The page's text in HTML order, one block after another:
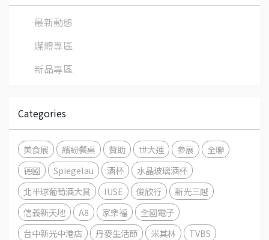
最新動態
媒體專區
新品專區
Categories
美食展 繽紛餐桌 贊助 世大運 參展
全聯
德國
Spiegelau 酒杯
水晶玻璃酒杯
北半球葡萄酒大賞
IUSE 俊欣行
新光三越
信義新天地
A8 家樂福
全國電子
台中新光中港店
丹麥生活節 米其林
TVBS